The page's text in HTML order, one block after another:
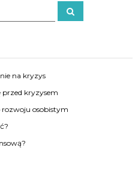
S
e
na kryzys
przed kryzysem
rozwoju osobistym